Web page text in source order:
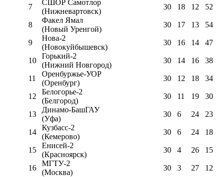
7
СШОР Самотлор
(Нижневартовск)
30 18 12 52
8
Факел Ямал
(Новый Уренгой)
30 17 13 54
9
Нова-2
(Новокуйбышевск)
30 16 14 47
10
Горький-2
(Нижний Новгород)
30 14 16 38
11
Оренбуржье-УОР
(Оренбург)
30 12 18 34
12
Белогорье-2
(Белгород)
30 11 19 30
13
Динамо-БашГАУ
(Уфа)
30 6 24 23
14
Кузбасс-2
(Кемерово)
30 6 24 18
15
Енисей-2
(Красноярск)
30 4 26 15
16
МГТУ-2
(Москва)
30 3 27 12